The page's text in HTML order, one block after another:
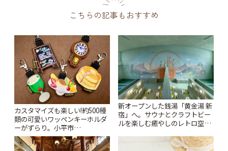
こちらの記事もおすすめ
カスタマイズも楽しい!約500種
類の可愛いワッペンキーホルダ
ーがずらり。小平市
「Kimamaya T&K」 | ことりっ
ぷ
新オープンした銭湯「黄金湯 新
宿」へ。サウナとクラフトビー
ルを楽しむ癒やしのレトロ空間